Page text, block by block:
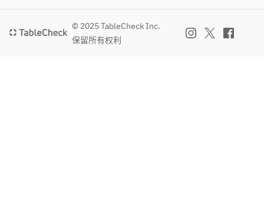
© 2025 TableCheck Inc.
保留所有权利